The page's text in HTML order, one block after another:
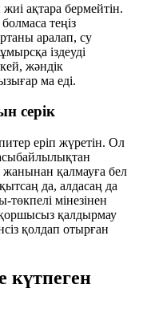
ақтара бермейтін.
теңіз
аралап, су
іздеуді
жәндік
ма еді.
серік
еріп жүретін. Ол
қалмауға бел
да, алдасаң да
мінезінен
қалдырмау
қолдап отырған
күтпеген